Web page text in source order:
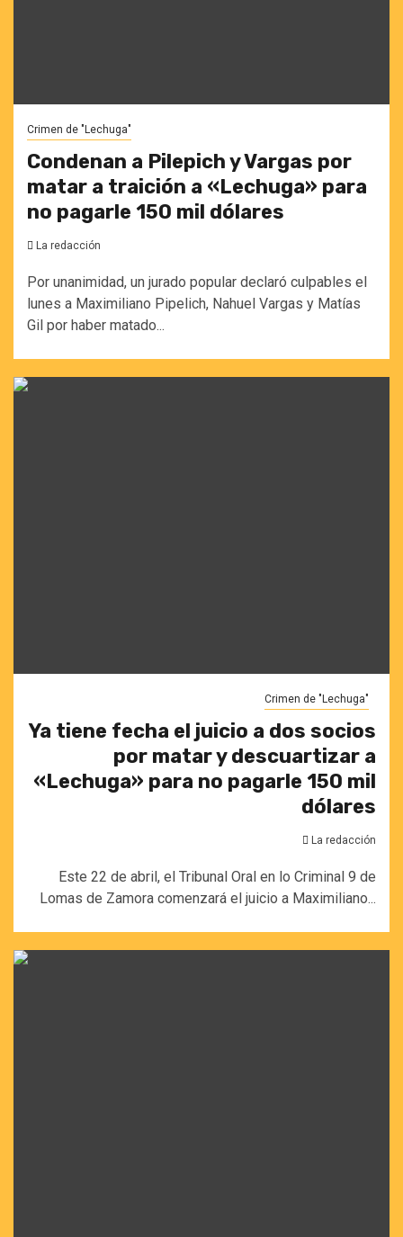
Crimen de "Lechuga"
Condenan a Pilepich y Vargas por
matar a traición a «Lechuga» para
no pagarle 150 mil dólares
La redacción
Por unanimidad, un jurado popular declaró culpables el
lunes a Maximiliano Pipelich, Nahuel Vargas y Matías
Gil por haber matado...
Crimen de "Lechuga"
Ya tiene fecha el juicio a dos socios
por matar y descuartizar a
«Lechuga» para no pagarle 150 mil
dólares
La redacción
Este 22 de abril, el Tribunal Oral en lo Criminal 9 de
Lomas de Zamora comenzará el juicio a Maximiliano...